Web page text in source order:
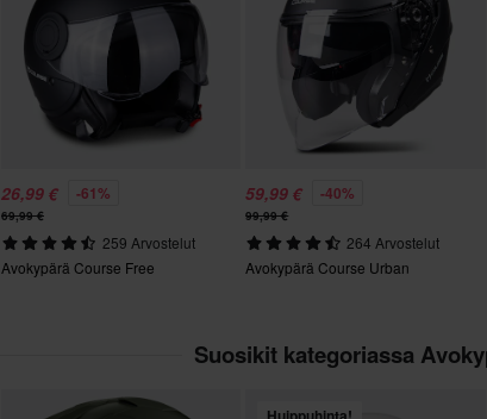
26,99 € -61%
69,99 €
259 Arvostelut
Avokypärä Course Free
59,99 € -40%
99,99 €
264 Arvostelut
Avokypärä Course Urban
Suosikit kategoriassa